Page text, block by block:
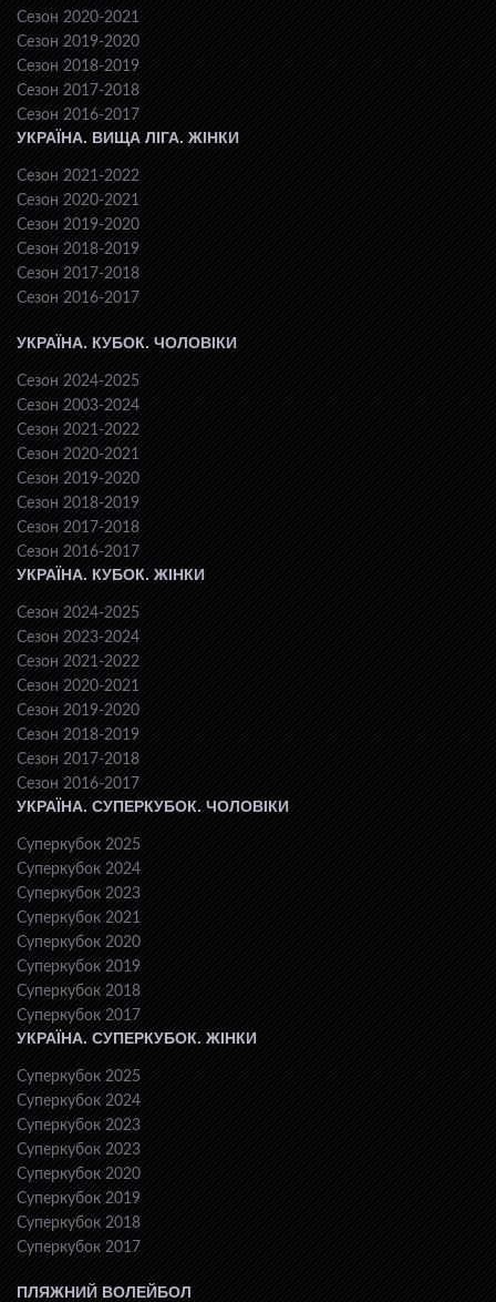
Сезон 2020-2021
Сезон 2019-2020
Сезон 2018-2019
Сезон 2017-2018
Сезон 2016-2017
УКРАЇНА. ВИЩА ЛІГА. ЖІНКИ
Сезон 2021-2022
Сезон 2020-2021
Сезон 2019-2020
Сезон 2018-2019
Сезон 2017-2018
Сезон 2016-2017
УКРАЇНА. КУБОК. ЧОЛОВІКИ
Сезон 2024-2025
Сезон 2003-2024
Сезон 2021-2022
Сезон 2020-2021
Сезон 2019-2020
Сезон 2018-2019
Сезон 2017-2018
Сезон 2016-2017
УКРАЇНА. КУБОК. ЖІНКИ
Сезон 2024-2025
Сезон 2023-2024
Сезон 2021-2022
Сезон 2020-2021
Сезон 2019-2020
Сезон 2018-2019
Сезон 2017-2018
Сезон 2016-2017
УКРАЇНА. СУПЕРКУБОК. ЧОЛОВІКИ
Суперкубок 2025
Суперкубок 2024
Суперкубок 2023
Суперкубок 2021
Суперкубок 2020
Суперкубок 2019
Суперкубок 2018
Суперкубок 2017
УКРАЇНА. СУПЕРКУБОК. ЖІНКИ
Суперкубок 2025
Суперкубок 2024
Суперкубок 2023
Суперкубок 2023
Суперкубок 2020
Суперкубок 2019
Суперкубок 2018
Суперкубок 2017
ПЛЯЖНИЙ ВОЛЕЙБОЛ